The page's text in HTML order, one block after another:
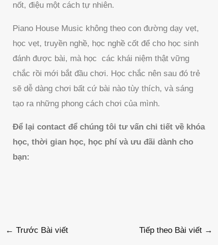
nốt, điệu một cách tự nhiên.
Piano House Music không theo con đường dạy vẹt,
học vẹt, truyền nghề, học nghề cốt để cho học sinh
đánh được bài, mà học các khái niệm thật vững
chắc rồi mới bắt đầu chơi. Học chắc nên sau đó trẻ
sẽ dễ dàng chơi bất cứ bài nào tùy thích, và sáng
tạo ra những phong cách chơi của mình.
Để lại contact để chúng tôi tư vấn chi tiết về khóa
học, thời gian học, học phí và ưu đãi dành cho
bạn:
← Trước Bài viết Tiếp theo Bài viết →